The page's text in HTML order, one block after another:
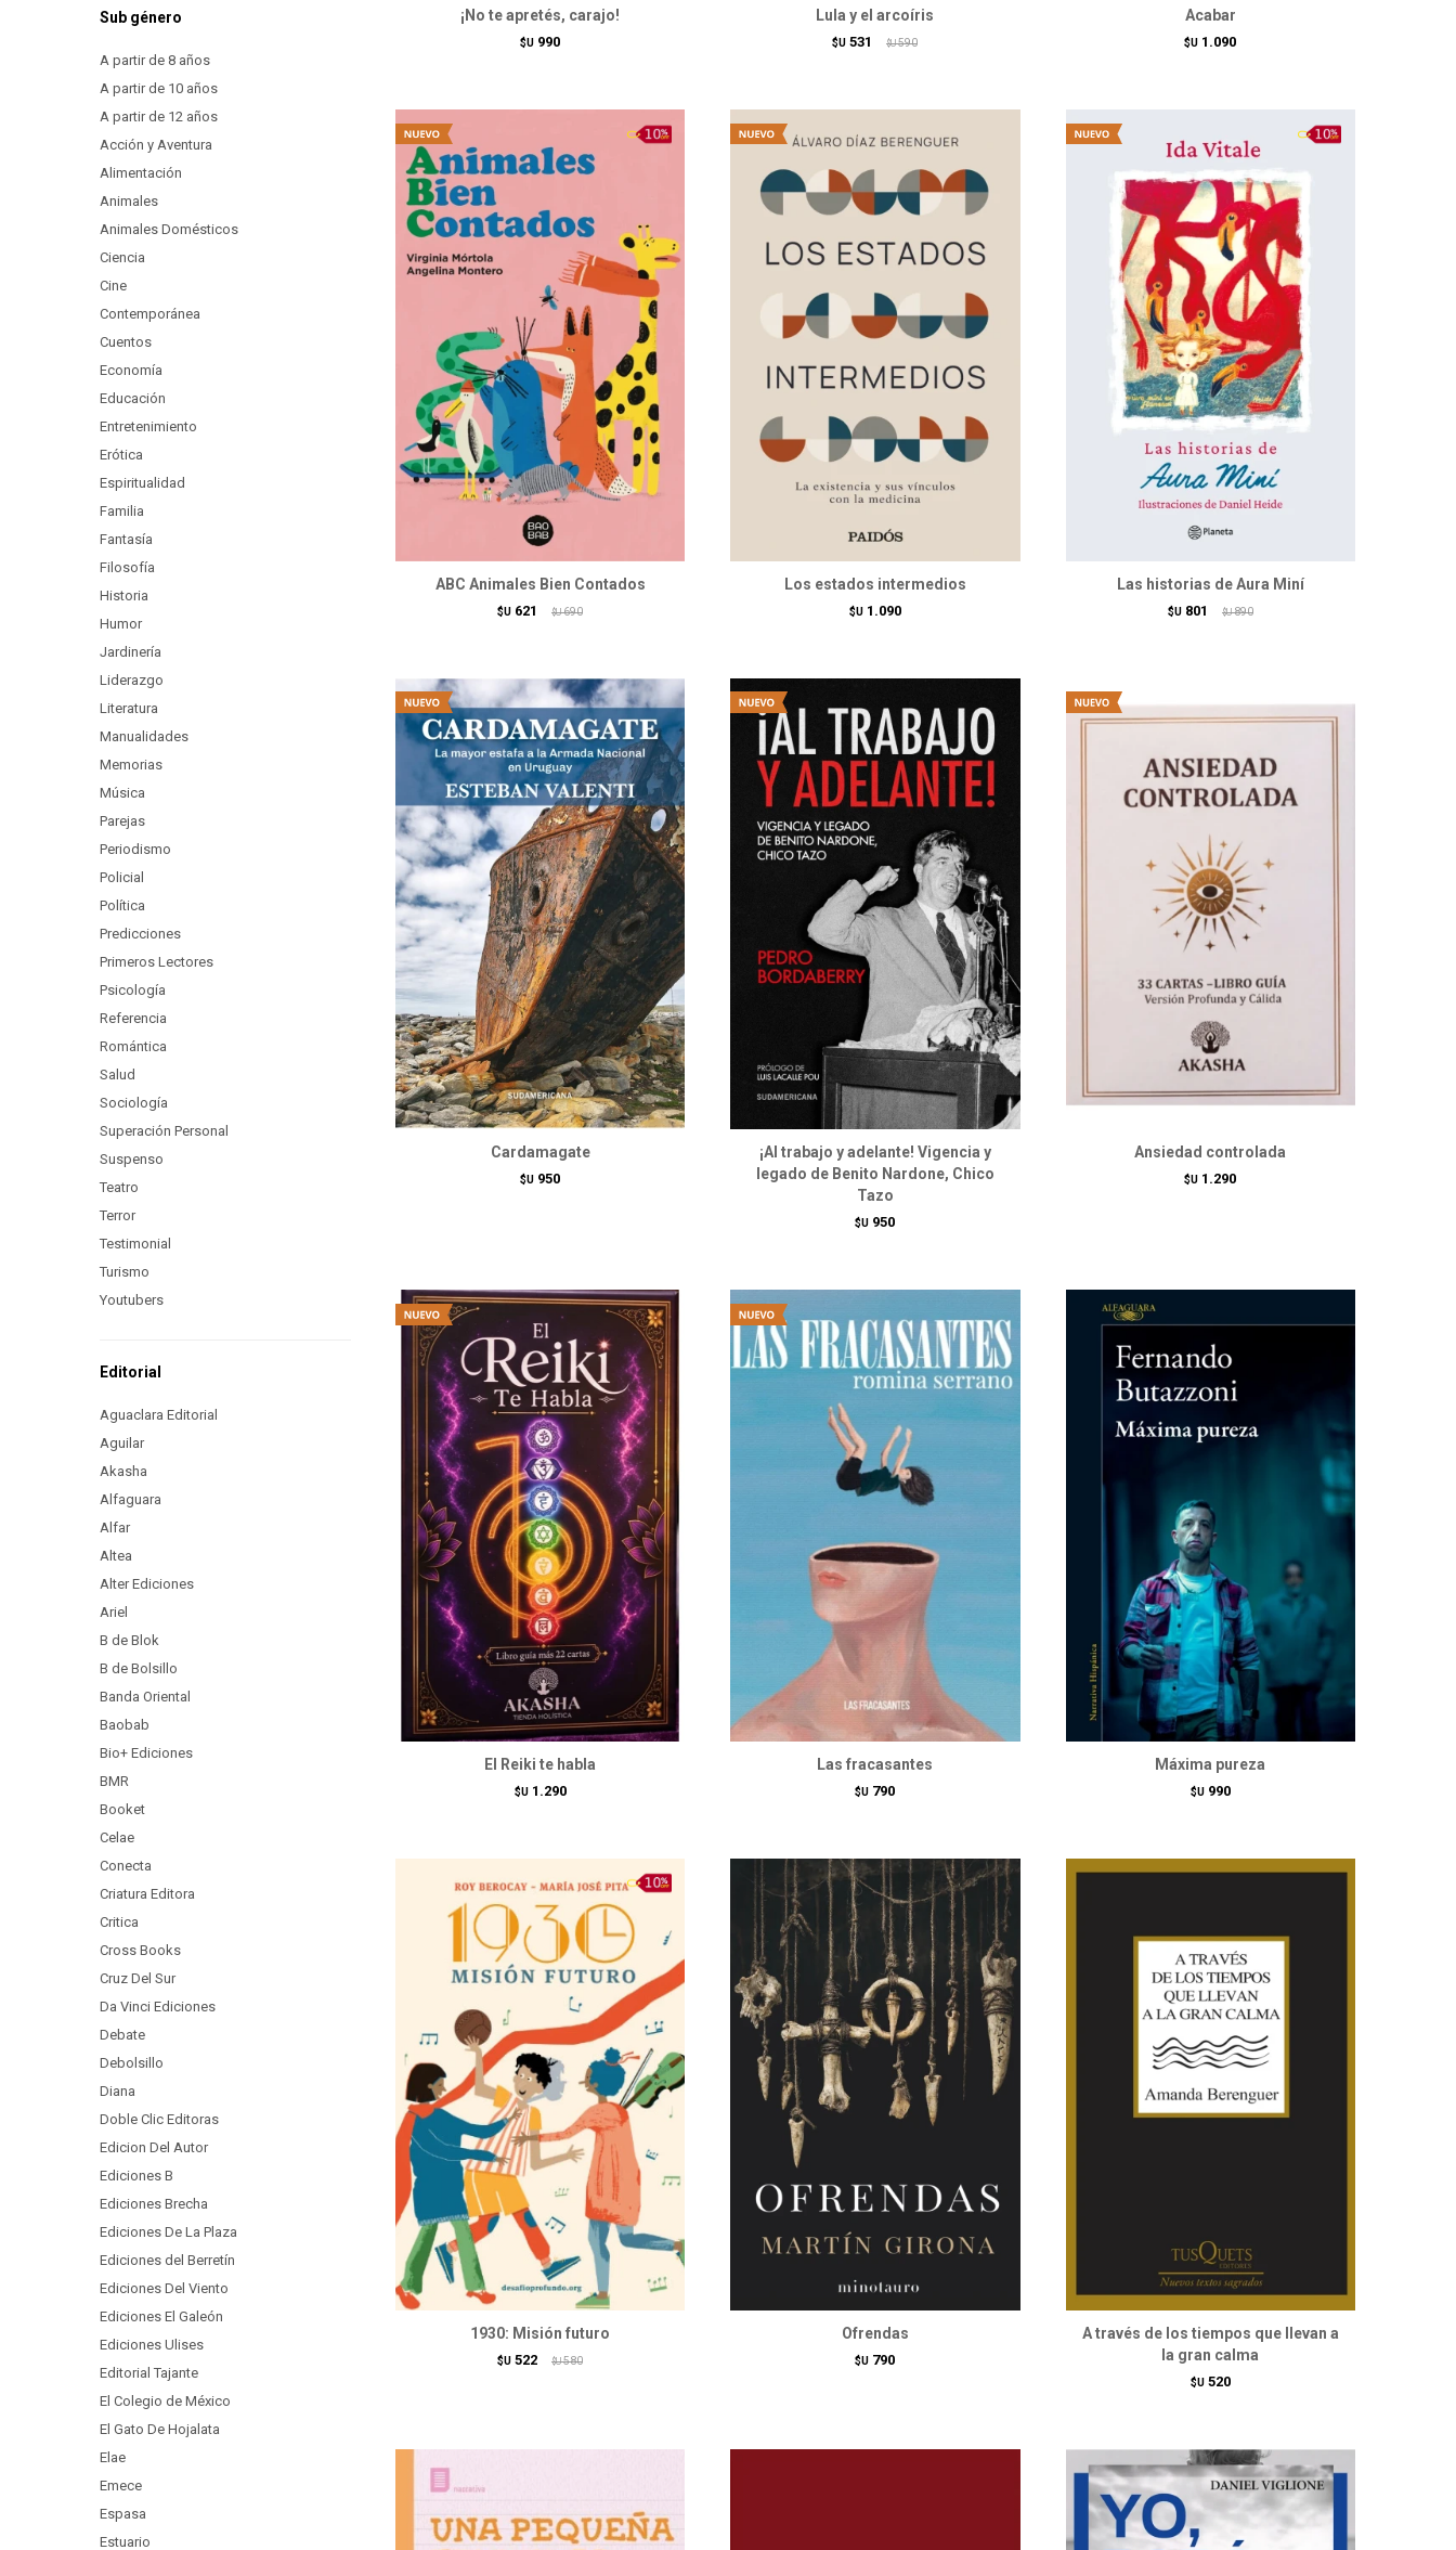
¡No te apretés, carajo!
$U 990
Lula y el arcoíris
$U 531 $U 590
Acabar
$U 1.090
ABC Animales Bien Contados
$U 621 $U 690
Los estados intermedios
$U 1.090
Las historias de Aura Miní
$U 801 $U 890
Cardamagate
$U 950
¡Al trabajo y adelante! Vigencia y
legado de Benito Nardone, Chico
Tazo
$U 950
Ansiedad controlada
$U 1.290
El Reiki te habla
$U 1.290
Las fracasantes
$U 790
Máxima pureza
$U 990
1930: Misión futuro
$U 522 $U 580
Ofrendas
$U 790
A través de los tiempos que llevan a
la gran calma
$U 520
Sub género
A partir de 8 años
A partir de 10 años
A partir de 12 años
Acción y Aventura
Alimentación
Animales
Animales Domésticos
Ciencia
Cine
Contemporánea
Cuentos
Economía
Educación
Entretenimiento
Erótica
Espiritualidad
Familia
Fantasía
Filosofía
Historia
Humor
Jardinería
Liderazgo
Literatura
Manualidades
Memorias
Música
Parejas
Periodismo
Policial
Política
Predicciones
Primeros Lectores
Psicología
Referencia
Romántica
Salud
Sociología
Superación Personal
Suspenso
Teatro
Terror
Testimonial
Turismo
Youtubers
Editorial
Aguaclara Editorial
Aguilar
Akasha
Alfaguara
Alfar
Altea
Alter Ediciones
Ariel
B de Blok
B de Bolsillo
Banda Oriental
Baobab
Bio+ Ediciones
BMR
Booket
Celae
Conecta
Criatura Editora
Critica
Cross Books
Cruz Del Sur
Da Vinci Ediciones
Debate
Debolsillo
Diana
Doble Clic Editoras
Edicion Del Autor
Ediciones B
Ediciones Brecha
Ediciones De La Plaza
Ediciones del Berretín
Ediciones Del Viento
Ediciones El Galeón
Ediciones Ulises
Editorial Tajante
El Colegio de México
El Gato De Hojalata
Elae
Emece
Espasa
Estuario